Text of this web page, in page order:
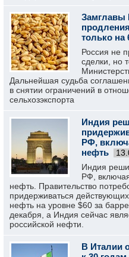
Замглавы
только на
Россия не
сделки, но
Дальнейшая судьба
в снятии ограничений в
сельхозэкспорта
Индия
РФ,
нефть
Индия
РФ,
нефть. Правительство
придерживаться
нефть на уровне $60 за
декабря, а Индия сейчас
российской нефти.
В Италии